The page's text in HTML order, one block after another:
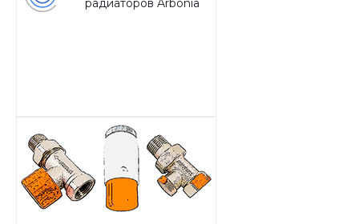
радиаторов Arbonia